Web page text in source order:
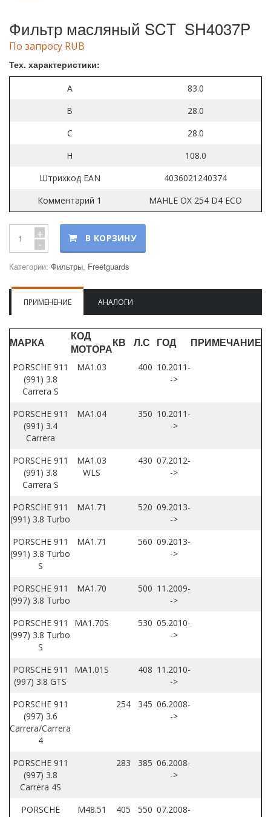
Фильтр масляный SCT SH4037P
По запросу RUB
Тех. характеристики:
A
83.0
B
28.0
C
28.0
H
108.0
Штрихкод EAN
4036021240374
Комментарий 1
MAHLE OX 254 D4 ECO
+
- В КОРЗИНУ
Категории: Фильтры, Freetguards
ПРИМЕНЕНИЕ АНАЛОГИ
МАРКА
КОД
МОТОРАКВ Л.С ГОД ПРИМЕЧАНИЕ
PORSCHE 911
(991) 3.8
Carrera S
MA1.03 400 10.2011-
->
PORSCHE 911
(991) 3.4
Carrera
MA1.04 350 10.2011-
->
PORSCHE 911
(991) 3.8
Carrera S
MA1.03
WLS
430 07.2012-
->
PORSCHE 911
(991) 3.8 Turbo
MA1.71 520 09.2013-
->
PORSCHE 911
(991) 3.8 Turbo
S
MA1.71 560 09.2013-
->
PORSCHE 911
(997) 3.8 Turbo
MA1.70 500 11.2009-
->
PORSCHE 911
(997) 3.8 Turbo
S
MA1.70S 530 05.2010-
->
PORSCHE 911
(997) 3.8 GTS
MA1.01S 408 11.2010-
->
PORSCHE 911
(997) 3.6
Carrera/Carrera
4
254 345 06.2008-
->
PORSCHE 911
(997) 3.8
Carrera 4S
283 385 06.2008-
->
PORSCHE
M48.51 405 550 07.2008-